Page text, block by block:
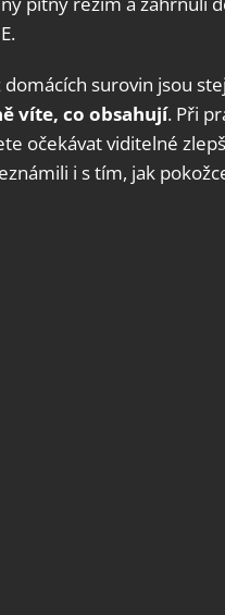
domácích surovin jsou
víte, co obsahují. Při
očekávat viditelné
i s tím, jak